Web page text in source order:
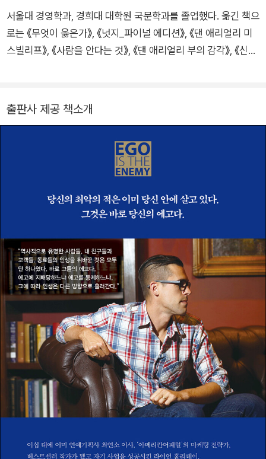
뉴스레터를 발행해, 현대인을 위한 가장 실용적인 철학자의 지혜
를 전하고 있다.
서울대 경영학과, 경희대 대학원 국문학과를 졸업했다. 옮긴 책으
로는 《무엇이 옳은가》, 《넛지_파이널 에디션》, 《댄 애리얼리 미
스빌리프》, 《사람을 안다는 것》, 《댄 애리얼리 부의 감각》, 《신호
민국》, 《치맥과 양아치》, 《1960년생 이경식》, 《청춘아 세상을 욕
《유시민 스토리》, 《이건희 스토리》 등이 있고, 영화 〈개 같은 날
의 오후〉, 〈나에게 오라〉, TV 드라마 〈선감도〉, 연극 〈동팔이의
다시 광장에서〉 등의 대본을 썼다.
출판사 제공 책소개